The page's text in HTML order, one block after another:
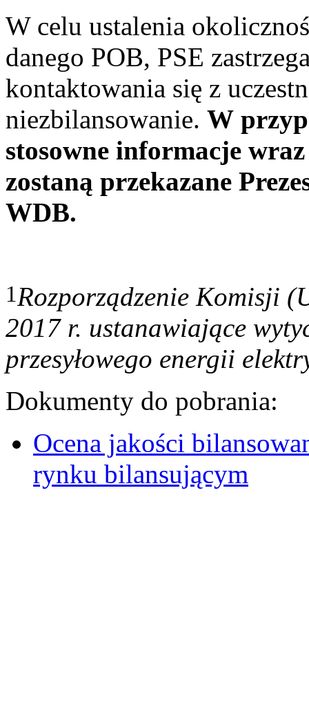
W celu ustalenia
danego POB, PSE
kontaktowania się z
niezbilansowanie. W
stosowne informacje
zostaną przekazane
WDB.
1Rozporządzenie Komisji
2017 r. ustanawiające
przesyłowego energii
Dokumenty do pobrania:
Ocena jakości
rynku bilansującym